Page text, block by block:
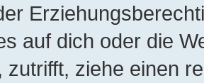
auf dich oder die
zutrifft, ziehe einen